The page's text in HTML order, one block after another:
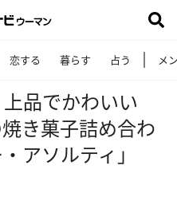
恋する 暮らす 占う メ
上品でかわいい
き菓子詰め合わ
アソルティ」